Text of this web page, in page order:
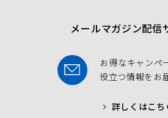
メールマガジン配信
お得なキャンペ
役立つ情報をお
詳しくはこち